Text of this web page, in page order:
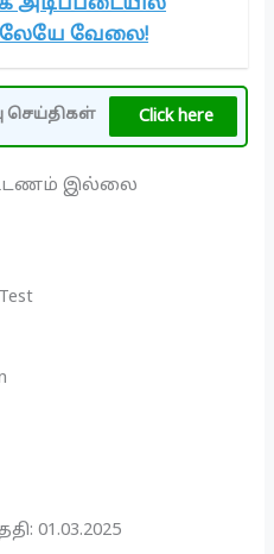
வேலை!
Click here
இல்லை
01.03.2025